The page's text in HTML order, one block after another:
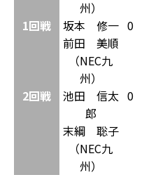
州）
1回戦
坂本 修一
前田 美順
（NEC九
州）
0
2回戦
池田 信太
郎
末綱 聡子
（NEC九
州）
0